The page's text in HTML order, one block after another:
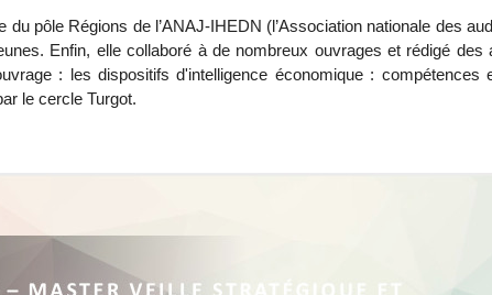
pôle Régions de l’ANAJ-IHEDN (l’Association nationale des
Enfin, elle collaboré à de nombreux ouvrages et rédigé
: les dispositifs d'intelligence économique :
le cercle Turgot.